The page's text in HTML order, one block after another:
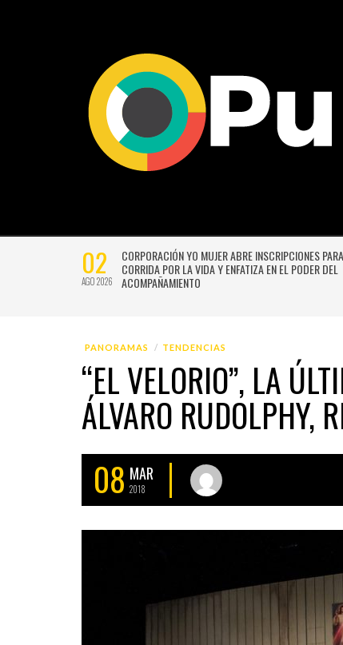
02
AGO 2026
CORPORACIÓN YO MUJER ABRE INSCRIPCIONES
CORRIDA POR LA VIDA Y ENFATIZA EN EL PODER DEL
ACOMPAÑAMIENTO
PANORAMAS TENDENCIAS
“EL VELORIO”, LA
ÁLVARO RUDOLPHY,
08 MAR
2018